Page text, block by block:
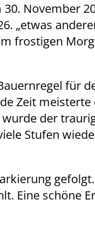
November
„etwas
frostigen
für
Zeit
der
Stufen
Eine schöne